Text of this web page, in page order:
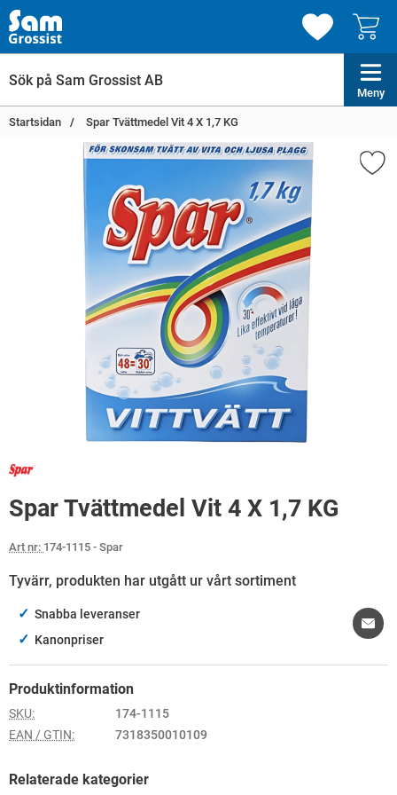
Meny
Startsidan Spar Tvättmedel Vit 4 X 1,7 KG
Spar Tvättmedel Vit 4 X 1,7 KG
Art nr: 174-1115 - Spar
Tyvärr, produkten har utgått ur vårt sortiment
✓ Snabba leveranser
✓ Kanonpriser
Produktinformation
SKU:
174-1115
EAN / GTIN:
7318350010109
Relaterade kategorier